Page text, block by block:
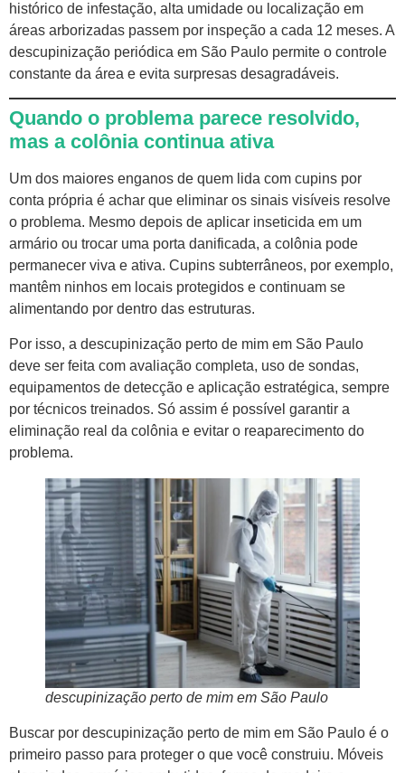
histórico de infestação, alta umidade ou localização em
áreas arborizadas passem por inspeção a cada 12 meses. A
descupinização periódica em São Paulo permite o controle
constante da área e evita surpresas desagradáveis.
Quando o problema parece resolvido,
mas a colônia continua ativa
Um dos maiores enganos de quem lida com cupins por
conta própria é achar que eliminar os sinais visíveis resolve
o problema. Mesmo depois de aplicar inseticida em um
armário ou trocar uma porta danificada, a colônia pode
permanecer viva e ativa. Cupins subterrâneos, por exemplo,
mantêm ninhos em locais protegidos e continuam se
alimentando por dentro das estruturas.
Por isso, a descupinização perto de mim em São Paulo
deve ser feita com avaliação completa, uso de sondas,
equipamentos de detecção e aplicação estratégica, sempre
por técnicos treinados. Só assim é possível garantir a
eliminação real da colônia e evitar o reaparecimento do
problema.
descupinização perto de mim em São Paulo
Buscar por descupinização perto de mim em São Paulo é o
primeiro passo para proteger o que você construiu. Móveis